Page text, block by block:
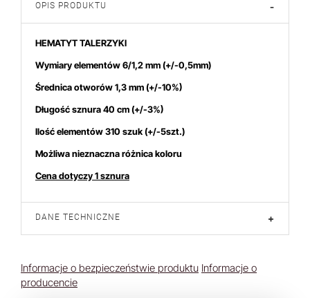
OPIS PRODUKTU -
HEMATYT TALERZYKI
Wymiary elementów 6/1,2mm(+/-0,5mm)
Średnica otworów 1,3 mm (+/-10%)
Długość sznura 40 cm (+/-3%)
Ilość elementów 310 szuk (+/-5szt.)
Możliwa nieznaczna różnica koloru
Cena dotyczy 1 sznura
DANE TECHNICZNE +
Informacje o bezpieczeństwie produktu Informacje o
producencie
7 dniach produktem interesuje się